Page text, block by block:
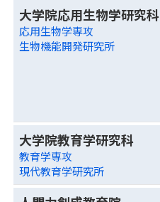
大学院応用生物学研究科
応用生物学専攻
生物機能開発研究所
大学院教育学研究科
教育学専攻
現代教育学研究所